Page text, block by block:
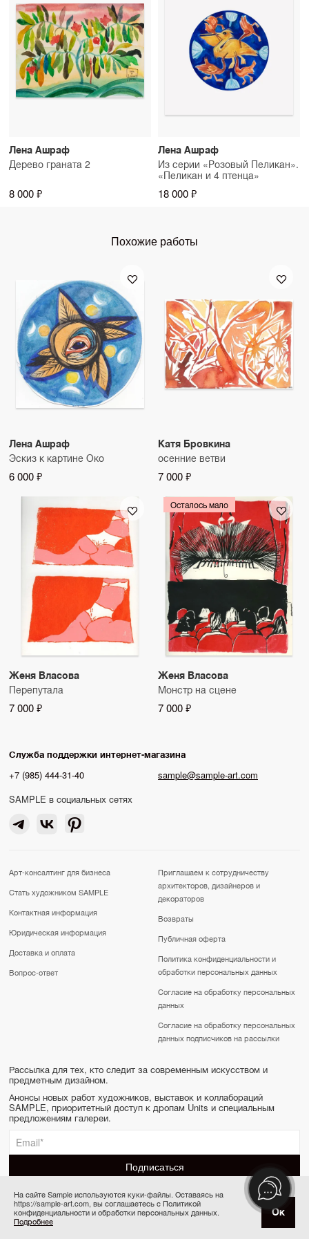
Купить за 13 000 ₽
Лена Ашраф
Дерево граната 2
8 000 ₽
Лена Ашраф
Из серии «Розовый Пеликан».
«Пеликан и 4 птенца»
18 000 ₽
Похожие работы
Лена Ашраф
Эскиз к картине Око
6 000 ₽
Катя Бровкина
осенние ветви
7 000 ₽
Женя Власова
Перепутала
7 000 ₽
Осталось мало
Женя Власова
Монстр на сцене
7 000 ₽
Служба поддержки интернет-магазина
+7 (985) 444-31-40
sample@sample-art.com
SAMPLE в социальных сетях
Арт-консалтинг для бизнеса
Стать художником SAMPLE
Контактная информация
Юридическая информация
Доставка и оплата
Вопрос-ответ
Приглашаем к сотрудничеству
архитекторов, дизайнеров и
декораторов
Возвраты
Публичная оферта
Политика конфиденциальности и
обработки персональных данных
Согласие на обработку персональных
данных
Согласие на обработку персональных
данных подписчиков на рассылки
Рассылка для тех, кто следит за современным искусством и
предметным дизайном.
Анонсы новых работ художников, выставок и коллабораций
SAMPLE, приоритетный доступ к дропам Units и специальным
предложениям галереи.
SAMPLE | Online gallery & Auction © 2022-2026
Сделано в Апривер
На сайте Sample используются куки-файлы. Оставаясь на
https://sample-art.com, вы соглашаетесь с Политикой
конфиденциальности и обработки персональных данных.
Подробнее
Ок